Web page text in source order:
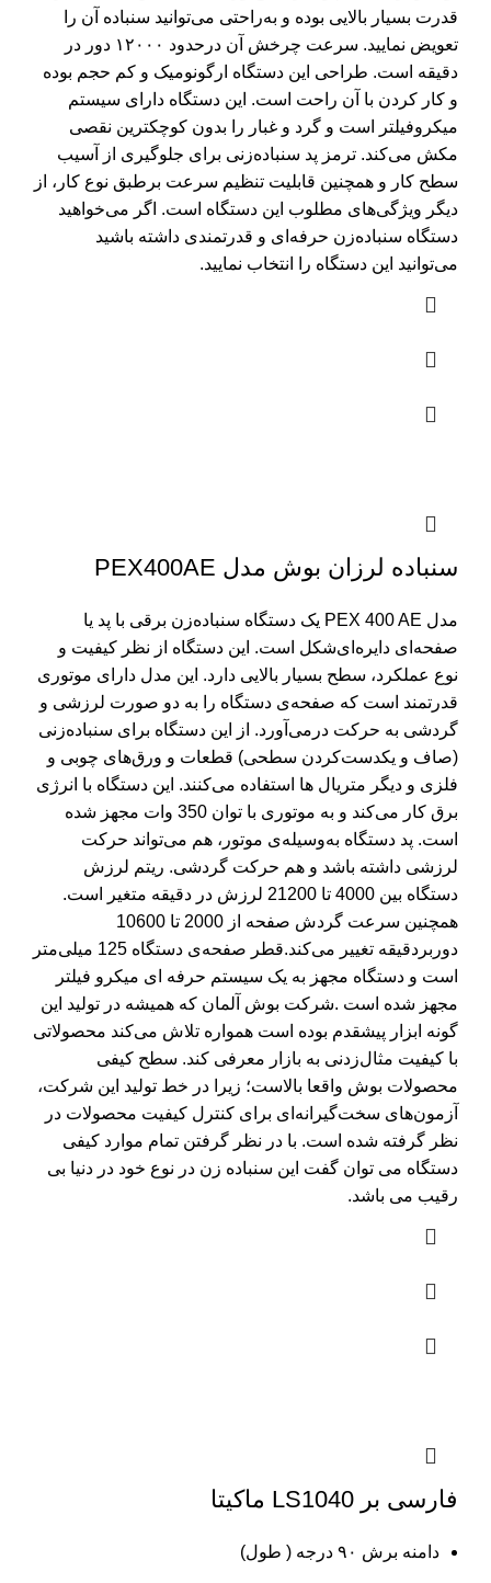
قدرت بسیار بالایی بوده و به‌راحتی می‌توانید سنباده آن را
تعویض نمایید. سرعت چرخش آن درحدود ۱۲۰۰۰ دور در
دقیقه است. طراحی این دستگاه ارگونومیک و کم حجم بوده
و کار کردن با آن راحت است. این دستگاه دارای سیستم
میکروفیلتر است و گرد و غبار را بدون کوچکترین نقصی
مکش می‌کند. ترمز پد سنباده‌زنی برای جلوگیری از آسیب
سطح کار و همچنین قابلیت تنظیم سرعت برطبق نوع کار، از
دیگر ویژگی‌های مطلوب این دستگاه است. اگر می‌خواهید
دستگاه‌ سنباده‌زن حرفه‌ای و قدرتمندی داشته باشید
می‌توانید این دستگاه را انتخاب نمایید.
سنباده لرزان بوش مدل PEX400AE
مدل PEX 400 AE یک دستگاه سنباده‌زن برقی با پد یا
صفحه‌ای دایره‌ای‌شکل است. این دستگاه از نظر کیفیت و
نوع عملکرد، سطح بسیار بالایی دارد. این مدل دارای موتوری
قدرتمند است که صفحه‌ی دستگاه را به دو صورت لرزشی و
گردشی به حرکت درمی‌آورد. از این دستگاه برای سنباده‌زنی
(صاف و یکدست‌کردن سطحی) قطعات و ورق‌های چوبی و
فلزی و دیگر متریال ها استفاده می‌کنند. این دستگاه با انرژی
برق کار می‌کند و به موتوری با توان 350 وات مجهز شده
است. پد دستگاه به‌وسیله‌ی موتور، هم می‌تواند حرکت
لرزشی داشته باشد و هم حرکت گردشی. ریتم لرزش
دستگاه بین 4000 تا 21200 لرزش در دقیقه متغیر است.
همچنین سرعت گردش صفحه از 2000 تا 10600
دوربردقیقه تغییر می‌کند.قطر صفحه‌ی دستگاه 125 میلی‌متر
است و دستگاه مجهز به یک سیستم حرفه ای میکرو فیلتر
مجهز شده است .شرکت بوش آلمان که همیشه در تولید این
گونه ابزار پیشقدم بوده است همواره تلاش می‌کند محصولاتی
با کیفیت مثال‌زدنی به بازار معرفی کند. سطح کیفی
محصولات بوش واقعا بالاست؛ زیرا در خط تولید این شرکت،
آزمون‌های سخت‌گیرانه‌ای برای کنترل کیفیت محصولات در
نظر گرفته شده است. با در نظر گرفتن تمام موارد کیفی
دستگاه می توان گفت این سنباده زن در نوع خود در دنیا بی
رقیب می باشد.
فارسی بر LS1040 ماکیتا
دامنه برش ۹۰ درجه ( طول)